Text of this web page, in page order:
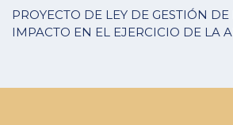
PROYECTO DE LEY DE GESTIÓN DE
IMPACTO EN EL EJERCICIO DE LA